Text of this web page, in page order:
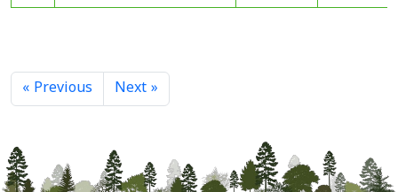
« Previous Next »